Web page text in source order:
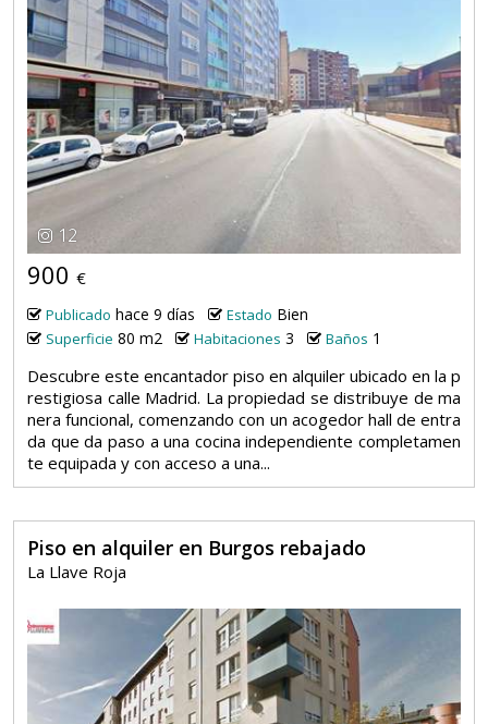
12
900 €
Publicado hace 9 días Estado Bien
Superficie 80 m2 Habitaciones 3 Baños 1
Descubre este encantador piso en alquiler ubicado en la p
restigiosa calle Madrid. La propiedad se distribuye de ma
nera funcional, comenzando con un acogedor hall de entra
da que da paso a una cocina independiente completamen
te equipada y con acceso a una...
Piso en alquiler en Burgos rebajado
La Llave Roja